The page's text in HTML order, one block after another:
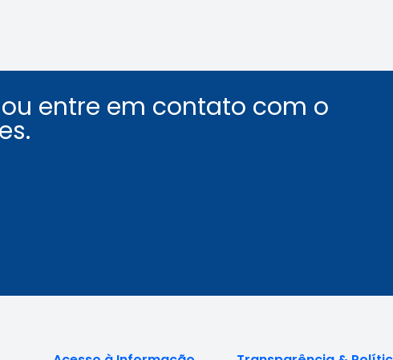
entre em contato com o